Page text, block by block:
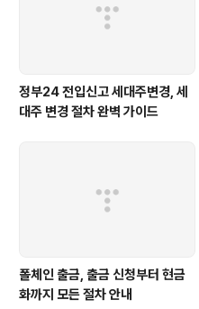
정부24 전입신고 세대주변경, 세
대주 변경 절차 완벽 가이드
폴체인 출금, 출금 신청부터 현금
화까지 모든 절차 안내